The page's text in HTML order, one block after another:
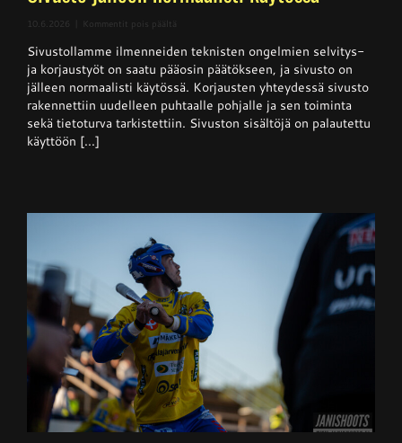
10.6.2026 Kommentit pois päältä
jälleen
normaalisti
käytössä
Sivustollamme ilmenneiden teknisten ongelmien selvitys-
ja korjaustyöt on saatu pääosin päätökseen, ja sivusto on
jälleen normaalisti käytössä. Korjausten yhteydessä sivusto
rakennettiin uudelleen puhtaalle pohjalle ja sen toiminta
sekä tietoturva tarkistettiin. Sivuston sisältöjä on palautettu
käyttöön [...]